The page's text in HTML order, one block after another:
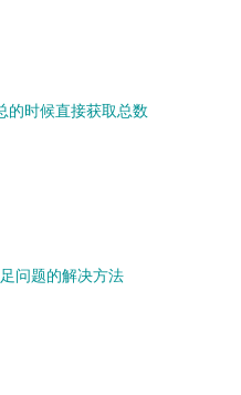
的时候直接获取总数
问题的解决方法